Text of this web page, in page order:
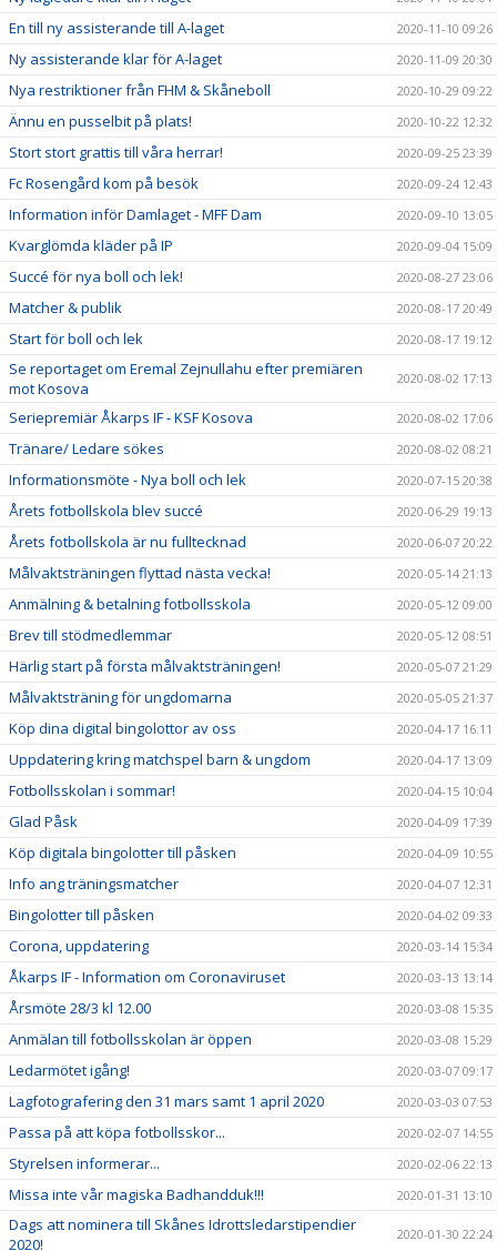
En till ny assisterande till A-laget 2020-11-10 09:26
Ny assisterande klar för A-laget 2020-11-09 20:30
Nya restriktioner från FHM & Skåneboll 2020-10-29 09:22
Ännu en pusselbit på plats! 2020-10-22 12:32
Stort stort grattis till våra herrar! 2020-09-25 23:39
Fc Rosengård kom på besök 2020-09-24 12:43
Information inför Damlaget - MFF Dam 2020-09-10 13:05
Kvarglömda kläder på IP 2020-09-04 15:09
Succé för nya boll och lek! 2020-08-27 23:06
Matcher & publik 2020-08-17 20:49
Start för boll och lek 2020-08-17 19:12
Se reportaget om Eremal Zejnullahu efter premiären
mot Kosova
2020-08-02 17:13
Seriepremiär Åkarps IF - KSF Kosova 2020-08-02 17:06
Tränare/ Ledare sökes 2020-08-02 08:21
Informationsmöte - Nya boll och lek 2020-07-15 20:38
Årets fotbollskola blev succé 2020-06-29 19:13
Årets fotbollskola är nu fulltecknad 2020-06-07 20:22
Målvaktsträningen flyttad nästa vecka! 2020-05-14 21:13
Anmälning & betalning fotbollsskola 2020-05-12 09:00
Brev till stödmedlemmar 2020-05-12 08:51
Härlig start på första målvaktsträningen! 2020-05-07 21:29
Målvaktsträning för ungdomarna 2020-05-05 21:37
Köp dina digital bingolottor av oss 2020-04-17 16:11
Uppdatering kring matchspel barn & ungdom 2020-04-17 13:09
Fotbollsskolan i sommar! 2020-04-15 10:04
Glad Påsk 2020-04-09 17:39
Köp digitala bingolotter till påsken 2020-04-09 10:55
Info ang träningsmatcher 2020-04-07 12:31
Bingolotter till påsken 2020-04-02 09:33
Corona, uppdatering 2020-03-14 15:34
Åkarps IF - Information om Coronaviruset 2020-03-13 13:14
Årsmöte 28/3 kl 12.00 2020-03-08 15:35
Anmälan till fotbollsskolan är öppen 2020-03-08 15:29
Ledarmötet igång! 2020-03-07 09:17
Lagfotografering den 31 mars samt 1 april 2020 2020-03-03 07:53
Passa på att köpa fotbollsskor... 2020-02-07 14:55
Styrelsen informerar... 2020-02-06 22:13
Missa inte vår magiska Badhandduk!!! 2020-01-31 13:10
Dags att nominera till Skånes Idrottsledarstipendier
2020!
2020-01-30 22:24